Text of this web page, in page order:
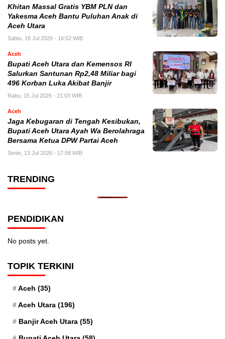
Khitan Massal Gratis YBM PLN dan
Yakesma Aceh Bantu Puluhan Anak di
Aceh Utara
Sabtu, 18 Jul 2026 - 16:52 WIB
Aceh
Bupati Aceh Utara dan Kemensos RI
Salurkan Santunan Rp2,48 Miliar bagi
496 Korban Luka Akibat Banjir
Rabu, 15 Jul 2026 - 21:03 WIB
Aceh
Jaga Kebugaran di Tengah Kesibukan,
Bupati Aceh Utara Ayah Wa Berolahraga
Bersama Ketua DPW Partai Aceh
Senin, 13 Jul 2026 - 17:58 WIB
TRENDING
PENDIDIKAN
No posts yet.
TOPIK TERKINI
Aceh (35)
Aceh Utara (196)
Banjir Aceh Utara (55)